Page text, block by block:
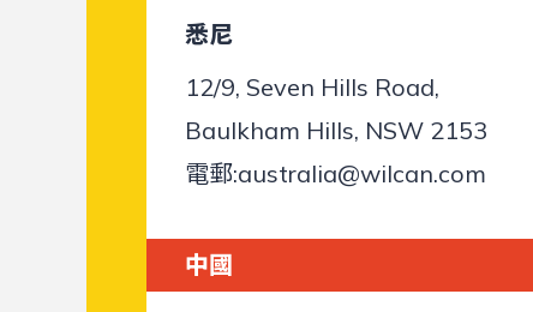
悉尼
12/9, Seven Hills Road,
Baulkham Hills, NSW 2153
電郵:australia@wilcan.com
中國